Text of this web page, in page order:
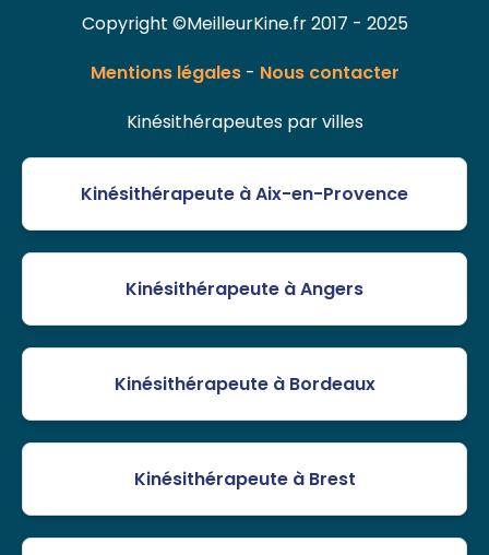
Copyright ©MeilleurKine.fr 2017 - 2025
Mentions légales- Nous contacter
Kinésithérapeutes par villes
Kinésithérapeute à Aix-en-Provence
Kinésithérapeute à Angers
Kinésithérapeute à Bordeaux
Kinésithérapeute à Brest